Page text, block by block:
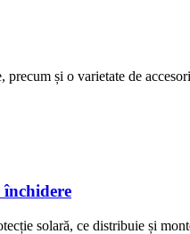
și o varietate de
închidere
solară, ce distribuie și